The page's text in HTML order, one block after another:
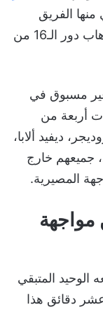
منها الفريق
الملكي، في قرار مفاجئ قبل مواجهة ذهاب دور الـ16 من
غير مسبوق في
أربعة من
ديفيد ألابا،
جميعهم خارج
المصيرية.
مواجهة
المتبقي
دقائق هذا